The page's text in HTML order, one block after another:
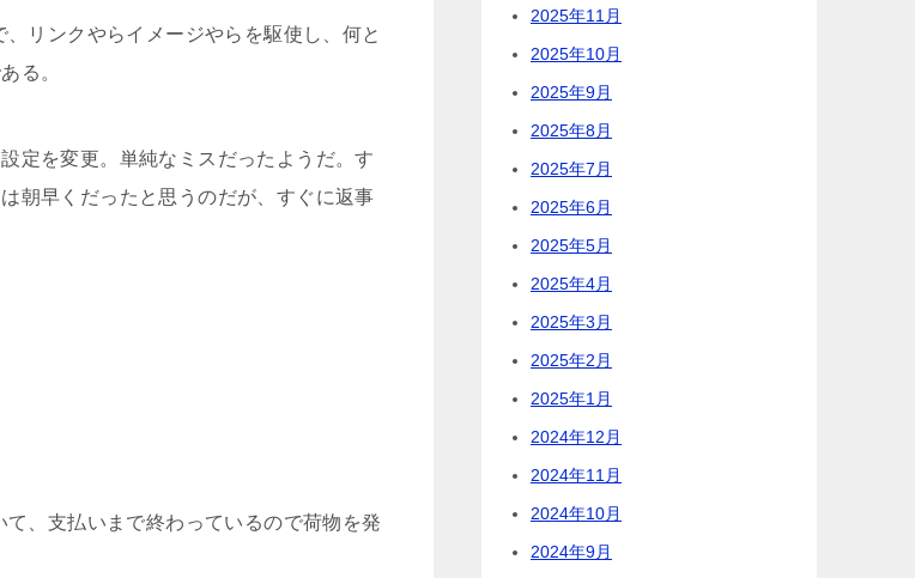
リンクやらイメージやらを駆使し、何と
る。
定を変更。単純なミスだったようだ。す
朝早くだったと思うのだが、すぐに返事
、支払いまで終わっているので荷物を発
2025年11月
2025年10月
2025年9月
2025年8月
2025年7月
2025年6月
2025年5月
2025年4月
2025年3月
2025年2月
2025年1月
2024年12月
2024年11月
2024年10月
2024年9月